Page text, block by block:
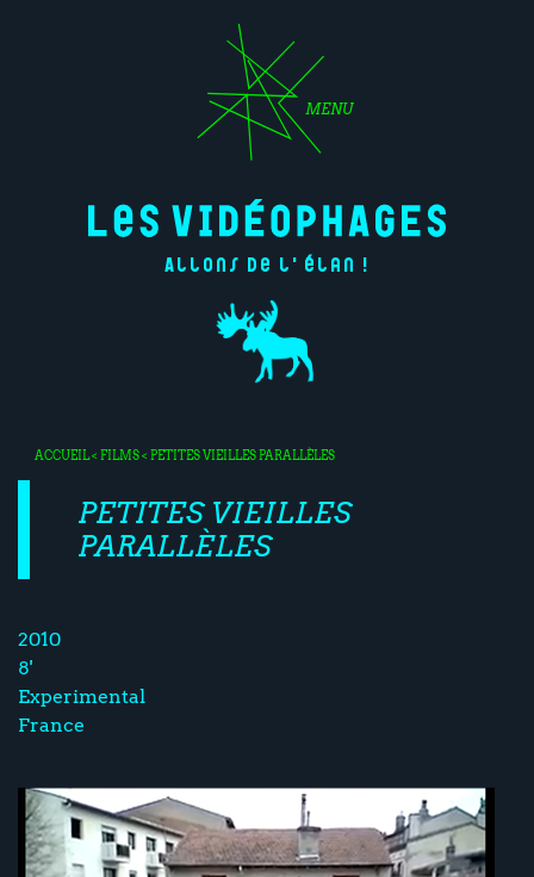
MENU
Allons de l'élan !
ACCUEIL< FILMS< PETITES VIEILLES PARALLÈLES
PETITES VIEILLES
PARALLÈLES
2010
8'
Experimental
France